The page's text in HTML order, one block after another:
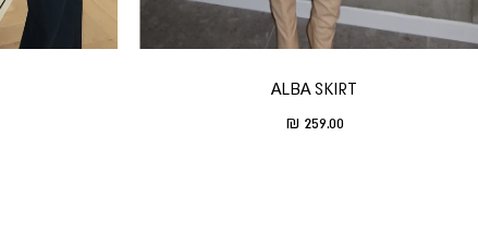
ALBA SKIRT
Translation missing: he.product.general.sale_price
259.00 ₪